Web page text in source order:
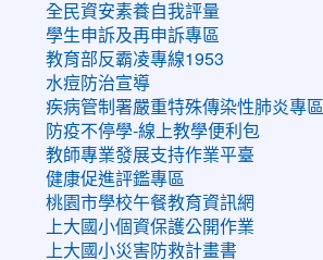
全民資安素養自我評量
學生申訴及再申訴專區
教育部反霸凌專線1953
水痘防治宣導
疾病管制署嚴重特殊傳染性肺炎專區
防疫不停學-線上教學便利包
教師專業發展支持作業平臺
健康促進評鑑專區
桃園市學校午餐教育資訊網
上大國小個資保護公開作業
上大國小災害防救計畫書